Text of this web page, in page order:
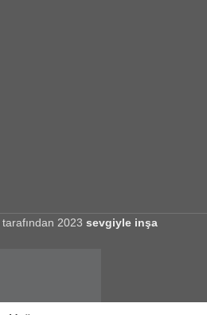
tarafından 2023 sevgiyle inşa